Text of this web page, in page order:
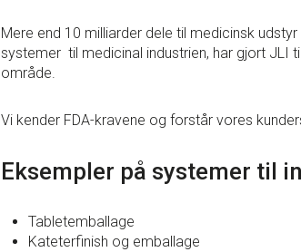
Mere end 10 milliarder dele til medicinsk
systemer til medicinal industrien, har gjort JLI
område.
Vi kender FDA-kravene og forstår vores
Eksempler på systemer til
Tabletemballage
Kateterfinish og emballage